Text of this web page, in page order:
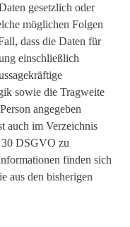
gesetzlich oder
möglichen Folgen
dass die Daten für
einschließlich
sowie die Tragweite
angegeben
auch im Verzeichnis
30 DSGVO zu
finden sich
aus den bisherigen